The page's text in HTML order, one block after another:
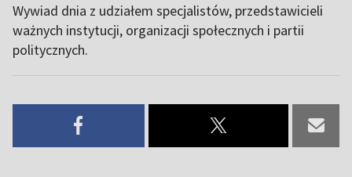
Wywiad dnia z udziałem specjalistów, przedstawicieli
ważnych instytucji, organizacji społecznych i partii
politycznych.